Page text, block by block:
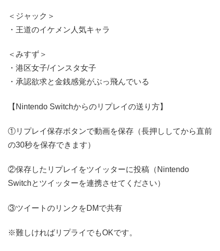
＜ジャック＞
・王道のイケメン人気キャラ
＜みすず＞
・港区女子/インスタ女子
・承認欲求と金銭感覚がぶっ飛んでいる
【Nintendo Switchからのリプレイの送り方】
①リプレイ保存ボタンで動画を保存（長押ししてから直前
の30秒を保存できます）
②保存したリプレイをツイッターに投稿（Nintendo
Switchとツイッターを連携させてください）
③ツイートのリンクをDMで共有
※難しければリプライでもOKです。